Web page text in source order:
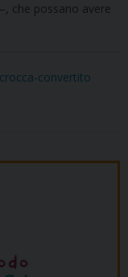
che possano avere
convertito